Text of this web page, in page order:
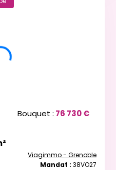
Bouquet : 76 730 €
Viagimmo - Grenoble
Mandat : 38VO27